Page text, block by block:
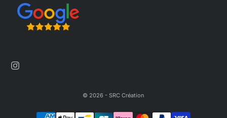
© 2026 - SRC Création